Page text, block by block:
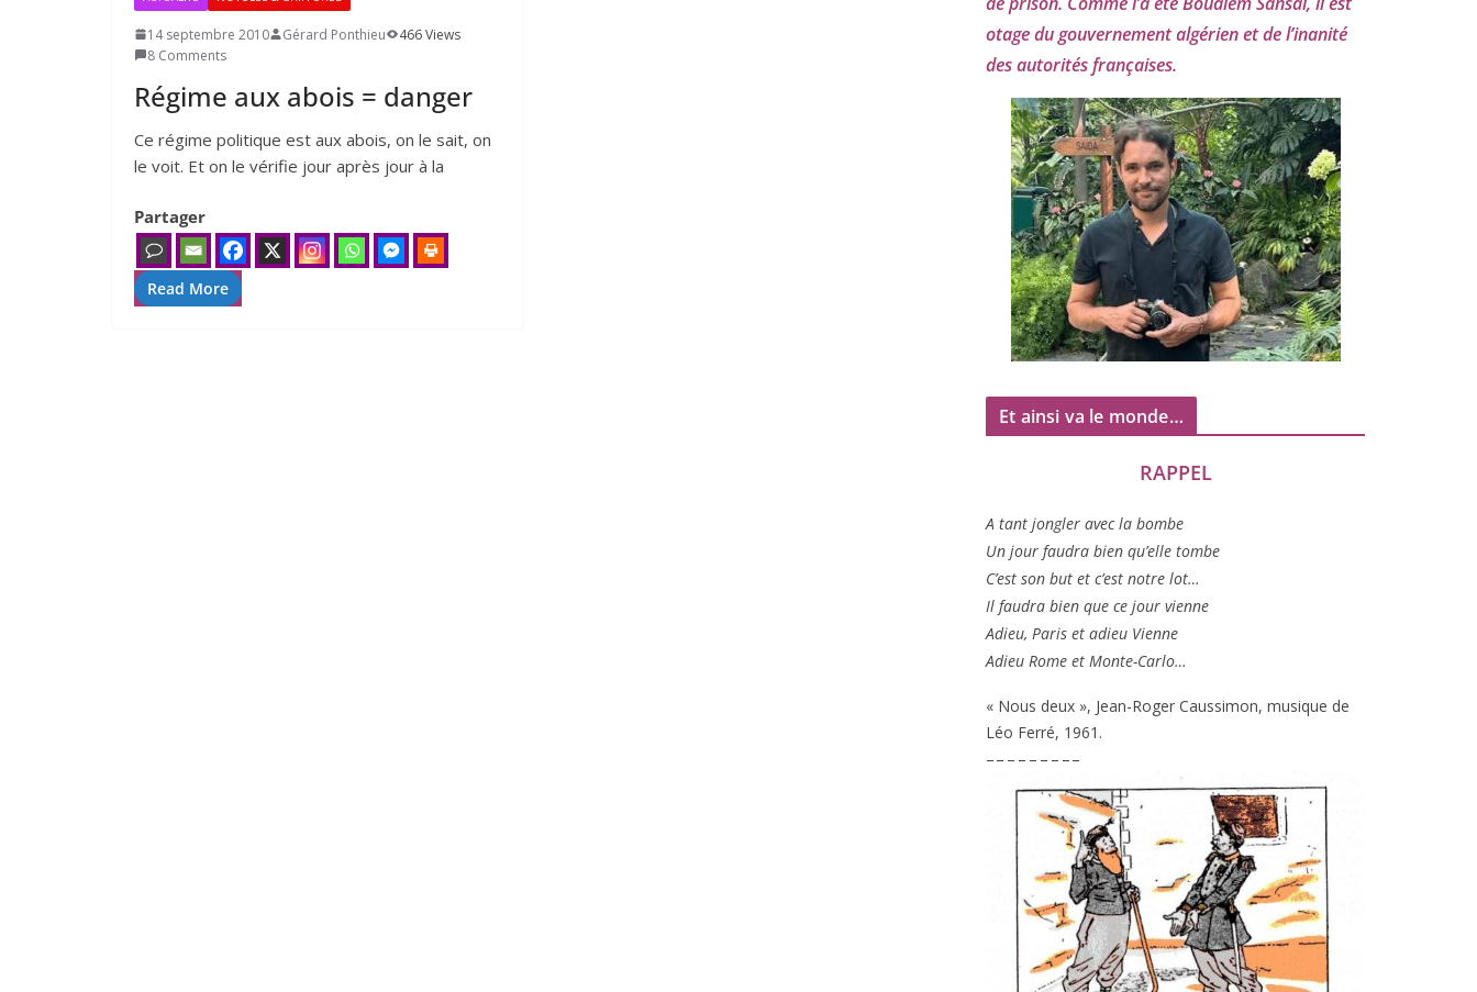
14 septembre 2010 Gérard Ponthieu
466 Views
8 Comments
Régime aux abois = danger
Ce régime poli­tique est aux abois, on le sait, on
le voit. Et on le véri­fie jour après jour à la
Partager
Read More
otage du gou­ver­ne­ment algé­rien et de l’i­na­ni­té
des auto­ri­tés françaises.
Et ainsi va le monde…
RAPPEL
A tant jon­gler avec la bombe
Un jour fau­dra bien qu’elle tombe
C’est son but et c’est notre lot…
Il fau­dra bien que ce jour vienne
Adieu, Paris et adieu Vienne
Adieu Rome et Monte-Carlo…
« Nous deux », Jean-Roger Caussimon, musique de
Léo Ferré, 1961 .
– – – – – – – – –